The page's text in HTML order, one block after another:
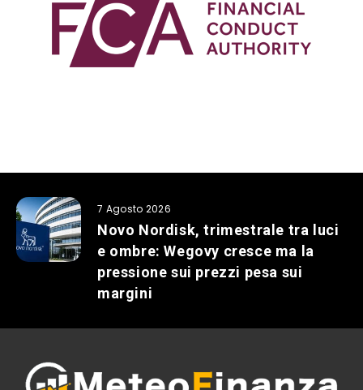
7 Agosto 2026
Novo Nordisk, trimestrale tra luci
e ombre: Wegovy cresce ma la
pressione sui prezzi pesa sui
margini